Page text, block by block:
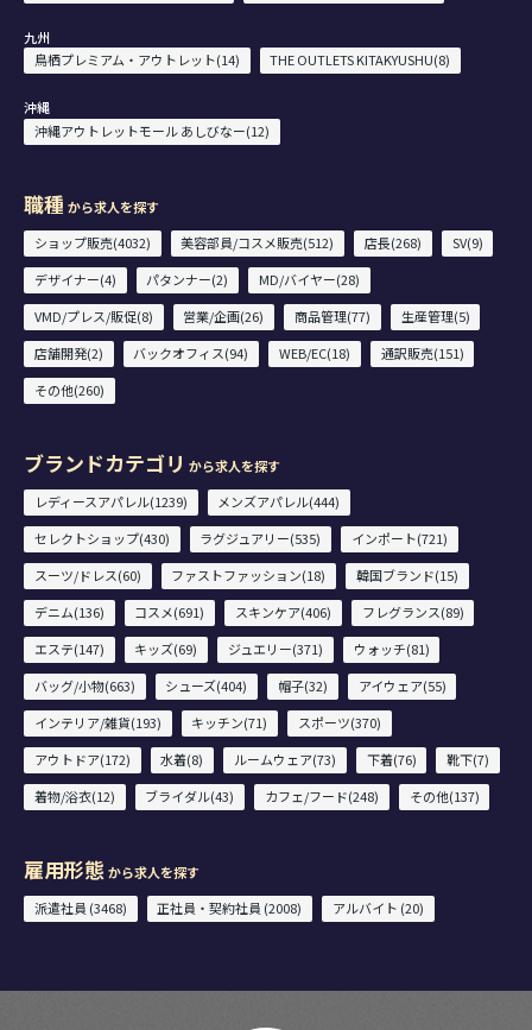
九州
鳥栖プレミアム・アウトレット(14)
THE OUTLETS KITAKYUSHU(8)
沖縄
沖縄アウトレットモール あしびなー(12)
職種 から求人を探す
ショップ販売(4032)
美容部員/コスメ販売(512) 店長(268)
SV(9)
デザイナー(4)
パタンナー(2)
MD/バイヤー(28)
VMD/プレス/販促(8)
営業/企画(26) 商品管理(77)
生産管理(5)
店舗開発(2)
バックオフィス(94) WEB/EC(18)
通訳販売(151)
その他(260)
ブランドカテゴリ から求人を探す
レディースアパレル(1239)
メンズアパレル(444)
セレクトショップ(430)
ラグジュアリー(535)
インポート(721)
スーツ/ドレス(60)
ファストファッション(18)
韓国ブランド(15)
デニム(136)
コスメ(691) スキンケア(406)
フレグランス(89)
エステ(147)
キッズ(69) ジュエリー(371)
ウォッチ(81)
バッグ/小物(663)
シューズ(404) 帽子(32)
アイウェア(55)
インテリア/雑貨(193)
キッチン(71)
スポーツ(370)
アウトドア(172)
水着(8) ルームウェア(73) 下着(76)
靴下(7)
着物/浴衣(12)
ブライダル(43) カフェ/フード(248) その他(137)
雇用形態 から求人を探す
派遣社員 (3468)
正社員・契約社員 (2008) アルバイト (20)